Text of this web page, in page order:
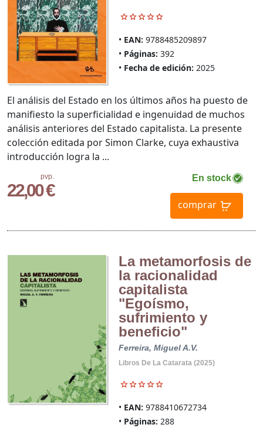
EAN: 9788485209897
Páginas: 392
Fecha de edición: 2025
pvp.
22,00 €
En stock
comprar
El análisis del Estado en los últimos años ha puesto de
manifiesto la superficialidad e ingenuidad de muchos
análisis anteriores del Estado capitalista. La presente
colección editada por Simon Clarke, cuya exhaustiva
introducción logra la ...
La metamorfosis de
la racionalidad
capitalista
"Egoísmo,
sufrimiento y
beneficio"
Ferreira, Miguel A.V.
Libros De La Catarata (2025)
EAN: 9788410672734
Páginas: 288